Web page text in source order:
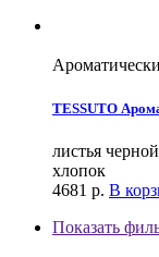
TESSUTO
листья
хлопок
4681 р. В
Показать